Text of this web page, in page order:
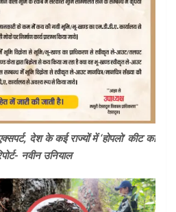
देश के कई राज्यों में ‘होपलो’ कीट का
नवीन उनियाल